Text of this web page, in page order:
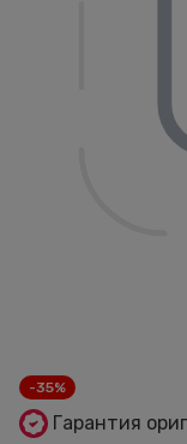
-35%
Гарантия